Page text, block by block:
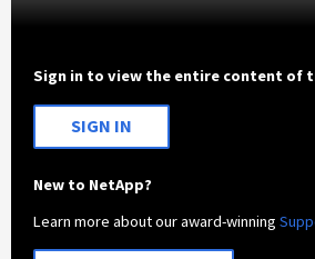
Sign in to view the entire content of
SIGN IN
New to NetApp?
Learn more about our award-winning